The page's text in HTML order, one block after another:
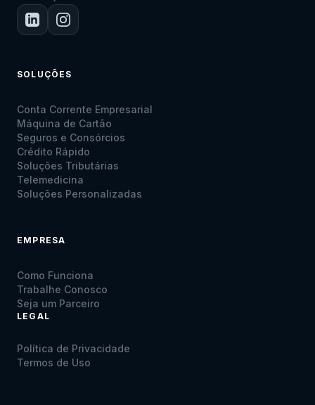
SOLUÇÕES
Conta Corrente Empresarial
Máquina de Cartão
Seguros e Consórcios
Crédito Rápido
Soluções Tributárias
Telemedicina
Soluções Personalizadas
EMPRESA
Como Funciona
Trabalhe Conosco
Seja um Parceiro
LEGAL
Política de Privacidade
Termos de Uso